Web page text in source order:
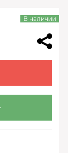
В наличии